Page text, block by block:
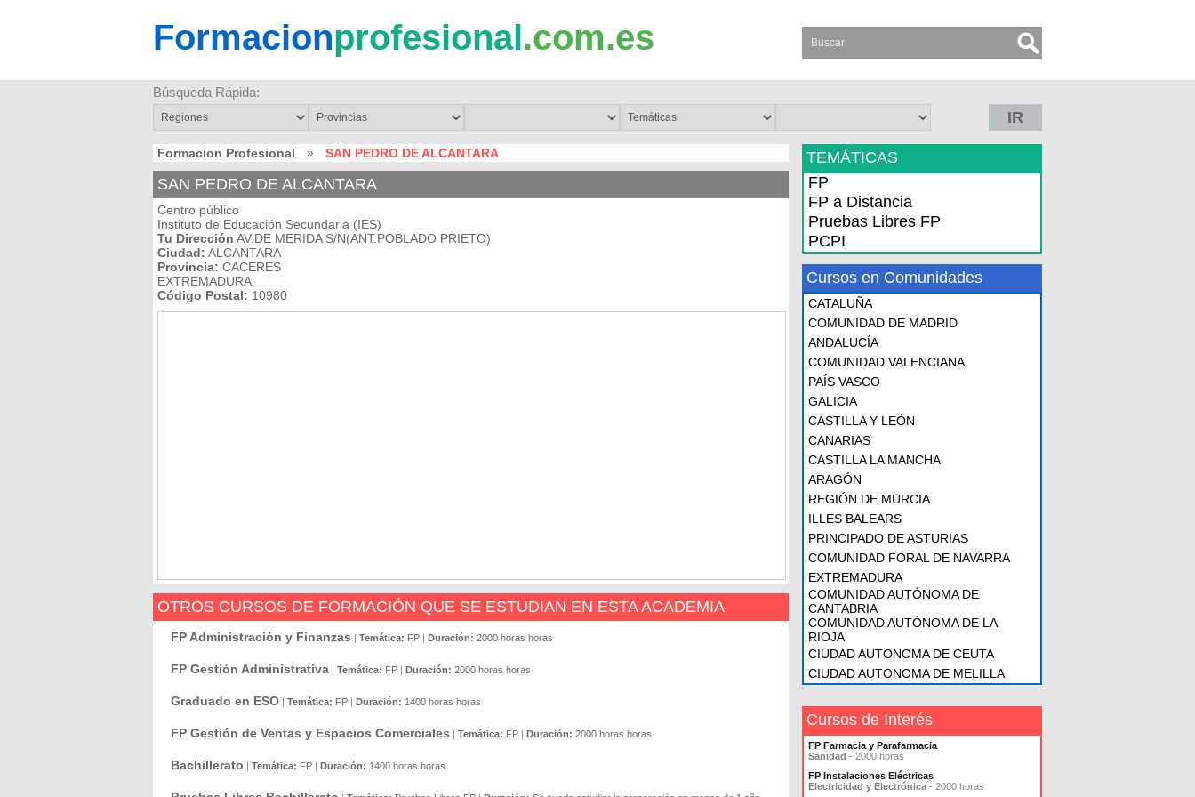
Formacionprofesional.com.es
Búsqueda Rápida:
IR
Formacion Profesional » SAN PEDRO DE ALCANTARA
SAN PEDRO DE ALCANTARA
Centro público
Instituto de Educación Secundaria (IES)
Tu Dirección AV.DE MERIDA S/N(ANT.POBLADO PRIETO)
Ciudad: ALCANTARA
Provincia: CACERES
EXTREMADURA
Código Postal: 10980
OTROS CURSOS DE FORMACIÓN QUE SE ESTUDIAN EN ESTA ACADEMIA
FP Administración y Finanzas | Temática: FP | Duración: 2000 horas horas
FP Gestión Administrativa | Temática: FP | Duración: 2000 horas horas
Graduado en ESO | Temática: FP | Duración: 1400 horas horas
FP Gestión de Ventas y Espacios Comerciales | Temática: FP | Duración: 2000 horas horas
Bachillerato | Temática: FP | Duración: 1400 horas horas
TEMÁTICAS
FP
FP a Distancia
Pruebas Libres FP
PCPI
Cursos en Comunidades
CATALUÑA
COMUNIDAD DE MADRID
ANDALUCÍA
COMUNIDAD VALENCIANA
PAÍS VASCO
GALICIA
CASTILLA Y LEÓN
CANARIAS
CASTILLA LA MANCHA
ARAGÓN
REGIÓN DE MURCIA
ILLES BALEARS
PRINCIPADO DE ASTURIAS
COMUNIDAD FORAL DE NAVARRA
EXTREMADURA
COMUNIDAD AUTÓNOMA DE
CANTABRIA
COMUNIDAD AUTÓNOMA DE LA
RIOJA
CIUDAD AUTONOMA DE CEUTA
CIUDAD AUTONOMA DE MELILLA
Cursos de Interés
FP Farmacia y Parafarmacia
Sanidad - 2000 horas
FP Instalaciones Eléctricas
Electricidad y Electrónica - 2000 horas